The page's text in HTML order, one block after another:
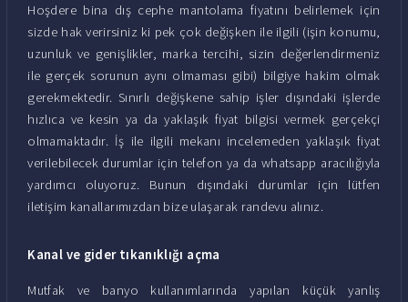
Hoşdere bina dış cephe mantolama fiyatını belirlemek için
sizde hak verirsiniz ki pek çok değişken ile ilgili (işin konumu,
uzunluk ve genişlikler, marka tercihi, sizin değerlendirmeniz
ile gerçek sorunun aynı olmaması gibi) bilgiye hakim olmak
gerekmektedir. Sınırlı değişkene sahip işler dışındaki işlerde
hızlıca ve kesin ya da yaklaşık fiyat bilgisi vermek gerçekçi
olmamaktadır. İş ile ilgili mekanı incelemeden yaklaşık fiyat
verilebilecek durumlar için telefon ya da whatsapp aracılığıyla
yardımcı oluyoruz. Bunun dışındaki durumlar için lütfen
iletişim kanallarımızdan bize ulaşarak randevu alınız.
Kanal ve gider tıkanıklığı açma
Mutfak ve banyo kullanımlarında yapılan küçük yanlış